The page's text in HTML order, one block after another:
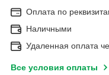
Оплата по
Наличными
Удаленная оплата
Все условия оплаты